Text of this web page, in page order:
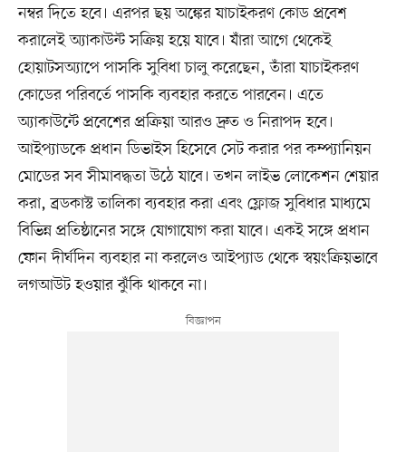
নম্বর দিতে হবে। এরপর ছয় অঙ্কের যাচাইকরণ কোড প্রবেশ
করালেই অ্যাকাউন্ট সক্রিয় হয়ে যাবে। যাঁরা আগে থেকেই
হোয়াটসঅ্যাপে পাসকি সুবিধা চালু করেছেন, তাঁরা যাচাইকরণ
কোডের পরিবর্তে পাসকি ব্যবহার করতে পারবেন। এতে
অ্যাকাউন্টে প্রবেশের প্রক্রিয়া আরও দ্রুত ও নিরাপদ হবে।
আইপ্যাডকে প্রধান ডিভাইস হিসেবে সেট করার পর কম্প্যানিয়ন
মোডের সব সীমাবদ্ধতা উঠে যাবে। তখন লাইভ লোকেশন শেয়ার
করা, ব্রডকাস্ট তালিকা ব্যবহার করা এবং ফ্লোজ সুবিধার মাধ্যমে
বিভিন্ন প্রতিষ্ঠানের সঙ্গে যোগাযোগ করা যাবে। একই সঙ্গে প্রধান
ফোন দীর্ঘদিন ব্যবহার না করলেও আইপ্যাড থেকে স্বয়ংক্রিয়ভাবে
লগআউট হওয়ার ঝুঁকি থাকবে না।